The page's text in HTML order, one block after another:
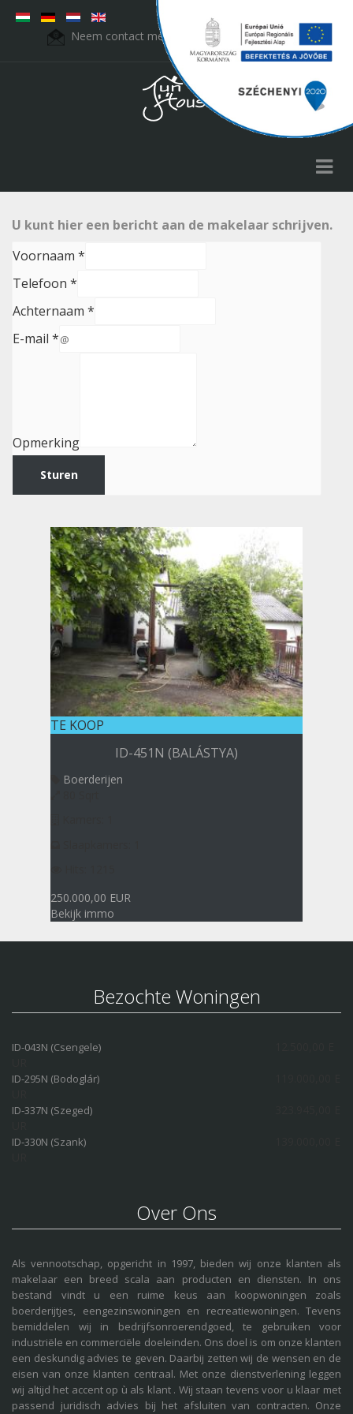
Neem contact met ons op:fht.kft@t-online.hu
U kunt hier een bericht aan de makelaar schrijven.
Voornaam *
Telefoon *
Achternaam *
E-mail *
Opmerking
TE KOOP
ID-451N (BALÁSTYA)
Boerderijen
250.000,00 EUR
Bekijk immo
Bezochte Woningen
ID-043N (Csengele)
ID-295N (Bodoglár)
ID-337N (Szeged)
ID-330N (Szank)
Over Ons
Als vennootschap, opgericht in 1997, bieden wij onze klanten als
makelaar een breed scala aan producten en diensten. In ons
bestand vindt u een ruime keus aan koopwoningen zoals
boerderijtjes, eengezinswoningen en recreatiewoningen. Tevens
bemiddelen wij in bedrijfsonroerendgoed, te gebruiken voor
industriële en commerciële doeleinden. Ons doel is om onze klanten
een deskundig advies te geven. Daarbij zetten wij de wensen en de
eisen van onze klanten centraal. Met onze dienstverlening leggen
wij altijd het accent op ù als klant . Wij staan tevens voor u klaar met
passend juridisch advies bij het afsluiten van contracten. Onze